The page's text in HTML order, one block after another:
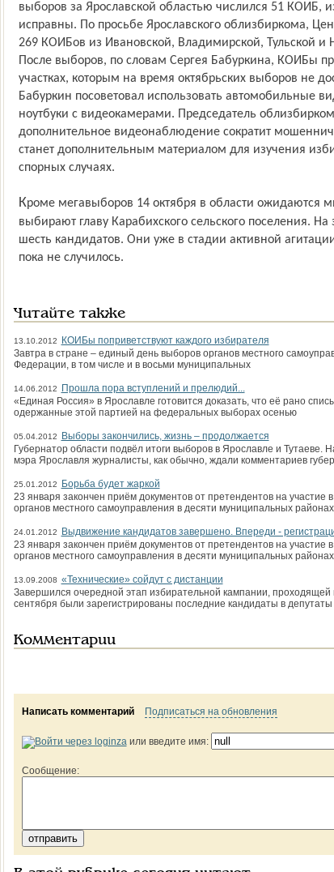
выборов за Ярославской областью числился 51 КОИБ,
исправны. По просьбе Ярославского облизбиркома,
269 КОИБов из Ивановской, Владимирской, Тульской и
После выборов, по словам Сергея Бабуркина, КОИБы
участках, которым на время октябрьских выборов не
Бабуркин посоветовал использовать автомобильные
ноутбуки с видеокамерами. Председатель
дополнительное видеонаблюдение сократит
станет дополнительным материалом для изучения
спорных случаях.
Кроме мегавыборов 14 октября в области ожидаются минивыборы. 9 сентября
выбирают главу Карабихского сельского поселения. На
шесть кандидатов. Они уже в стадии активной
пока не случилось.
Читайте также
13.10.2012
КОИБы поприветствуют каждого избирателя
Завтра в стране – единый день выборов органов местного
Федерации, в том числе и в восьми муниципальных
14.06.2012
Прошла пора вступлений и прелюдий...
«Единая Россия» в Ярославле готовится доказать, что её рано
одержанные этой партией на федеральных выборах осенью
05.04.2012
Выборы закончились, жизнь – продолжается
Губернатор области подвёл итоги выборов в Ярославле и
мэра Ярославля журналисты, как обычно, ждали комментариев
25.01.2012
Борьба будет жаркой
23 января закончен приём документов от претендентов на участие
органов местного самоуправления в десяти муниципальных
24.01.2012
Выдвижение кандидатов завершено. Впереди -
23 января закончен приём документов от претендентов на участие
органов местного самоуправления в десяти муниципальных районах
13.09.2008 «Технические» сойдут с дистанции
Завершился очередной этап избирательной кампании, проходящей
сентября были зарегистрированы последние кандидаты в депутаты
Комментарии
Написать комментарий Подписаться на обновления
или введите имя:
Сообщение: